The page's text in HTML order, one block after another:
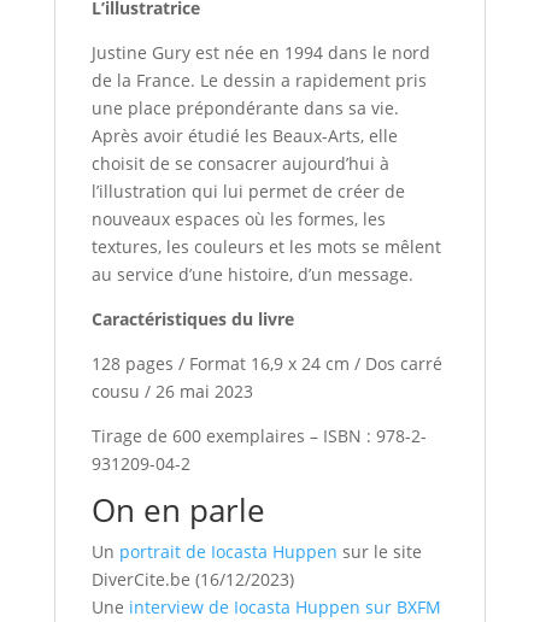
L’illustratrice
Justine Gury est née en 1994 dans le nord
de la France. Le dessin a rapidement pris
une place prépondérante dans sa vie.
Après avoir étudié les Beaux-Arts, elle
choisit de se consacrer aujourd’hui à
l’illustration qui lui permet de créer de
nouveaux espaces où les formes, les
textures, les couleurs et les mots se mêlent
au service d’une histoire, d’un message.
Caractéristiques du livre
128 pages / Format 16,9 x 24 cm / Dos carré
cousu / 26 mai 2023
Tirage de 600 exemplaires – ISBN : 978-2-
931209-04-2
On en parle
Un portrait de Iocasta Huppen sur le site
DiverCite.be (16/12/2023)
Une interview de Iocasta Huppen sur BXFM